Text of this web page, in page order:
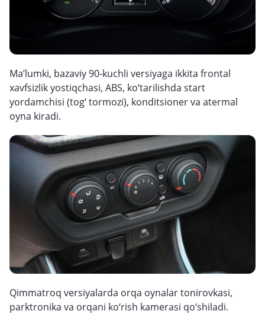
Ma’lumki, bazaviy 90-kuchli versiyaga ikkita frontal
xavfsizlik yostiqchasi, ABS, ko‘tarilishda start
yordamchisi (tog‘ tormozi), konditsioner va atermal
oyna kiradi.
Qimmatroq versiyalarda orqa oynalar tonirovkasi,
parktronika va orqani ko‘rish kamerasi qo‘shiladi.